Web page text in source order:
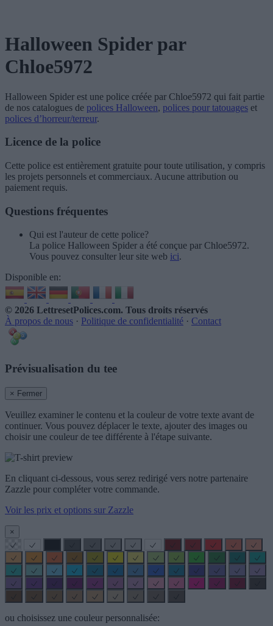
Halloween Spiderpar
Chloe5972
Halloween Spider est une police créée par Chloe5972 qui fait partie
de nos catalogues de polices Halloween, polices pour tatouages et
polices d’horreur/terreur.
Licence de la police
Cette police est entièrement gratuite pour toute utilisation, y compris
les projets personnels et commerciaux. Aucune attribution ou
paiement requis.
Questions fréquentes
Qui est l'auteur de cette police?
La police Halloween Spider a été conçue par Chloe5972.
Vous pouvez consulter leur site web ici.
Disponible en:
© 2026 LettresetPolices.com. Tous droits réservés
À propos de nous · Politique de confidentialité · Contact
Prévisualisation du tee
× Fermer
Veuillez examiner le contenu et la couleur de votre texte avant de
continuer. Vous pouvez déplacer le texte, ajouter des images ou
choisir une couleur de tee différente à l'étape suivante.
En cliquant ci-dessous, vous serez redirigé vers notre partenaire
Zazzle pour compléter votre commande.
Voir les prix et options sur Zazzle
×
ou choisissez une couleur personnalisée: